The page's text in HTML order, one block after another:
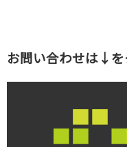
お問い合わせは↓